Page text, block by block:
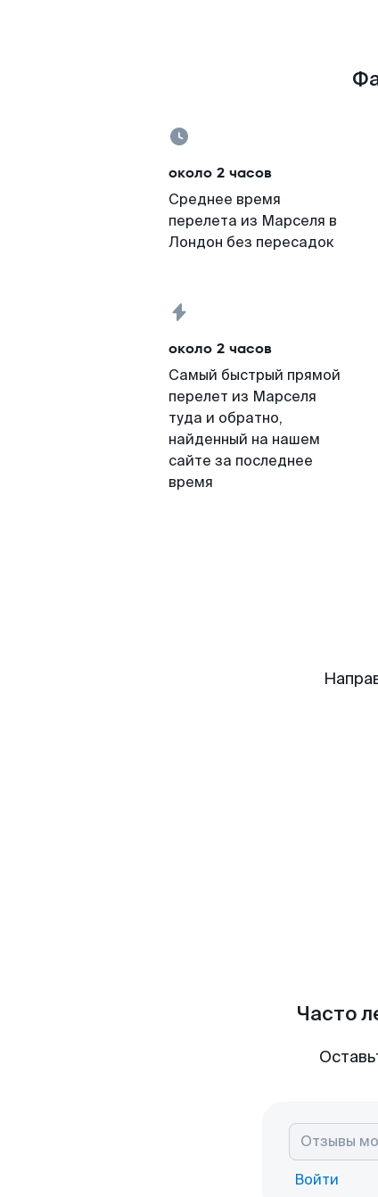
около 2 часов
Среднее время
перелета из Марселя в
Лондон без пересадок
около 2 часов
Самый быстрый прямой
перелет из Марселя
туда и обратно,
найденный на нашем
сайте за последнее
время
Часто
Войти